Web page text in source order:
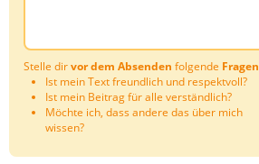
Stelle dirvor dem Absenden folgende Fragen
Ist mein Text freundlich und respektvoll?
Ist mein Beitrag für alle verständlich?
Möchte ich, dass andere das über mich
wissen?